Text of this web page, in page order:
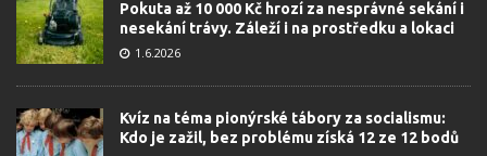
Pokuta až 10 000 Kč hrozí za nesprávné sekání i
nesekání trávy. Záleží i na prostředku a lokaci
1.6.2026
Kvíz na téma pionýrské tábory za socialismu:
Kdo je zažil, bez problému získá 12 ze 12 bodů